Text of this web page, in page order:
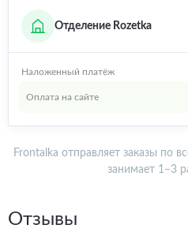
Отделение Rozetka
Наложенный платёж
Оплата на сайте
Frontalka отправляет заказы по
занимает 1–3
Отзывы